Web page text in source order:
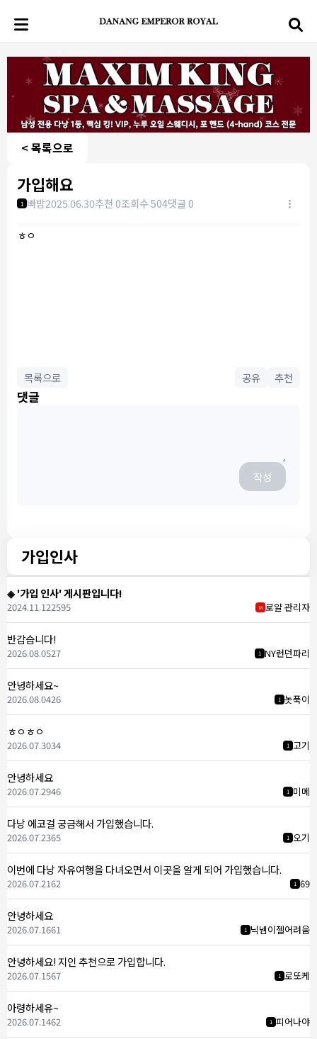
< 목록으로
가입해요
1 빠밤2025.06.30추천 0조회수 504댓글 0
ㅎㅇ
목록으로 공유 추천
댓글
작성
가입인사
◈ '가입 인사' 게시판입니다!
M 로얄 관리자
2024.11.122595
반갑습니다!
1 NY런던파리
2026.08.0527
안녕하세요~
1 놋푹이
2026.08.0426
ㅎㅇㅎㅇ
1 고기
2026.07.3034
안녕하세요
1 미메
2026.07.2946
다낭 에코걸 궁금해서 가입했습니다.
1 오기
2026.07.2365
이번에 다낭 자유여행을 다녀오면서 이곳을 알게 되어 가입했습니다.
1 69
2026.07.2162
안녕하세요
1 닉넴이젤어려움
2026.07.1661
안녕하세요! 지인 추천으로 가입합니다.
1 로또케
2026.07.1567
아령하세유~
1 피어나야
2026.07.1462